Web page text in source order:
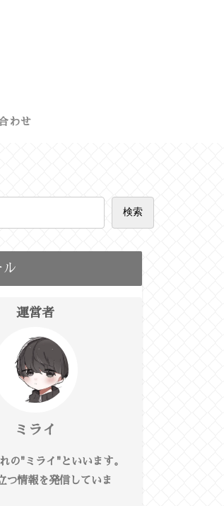
わせ
検索
ル
運営者
ミライ
の"ミライ"といいます。
つ情報を発信していま